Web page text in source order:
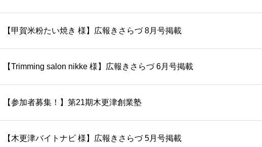
【甲賀米粉たい焼き 様】広報きさらづ 8月号掲載
【Trimming salon nikke 様】広報きさらづ 6月号掲載
【参加者募集！】第21期木更津創業塾
【木更津バイトナビ 様】広報きさらづ 5月号掲載